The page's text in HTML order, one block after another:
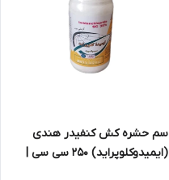
سم حشره کش کنفیدر هندی
(ایمیدوکلوپراید) 250 سی سی |